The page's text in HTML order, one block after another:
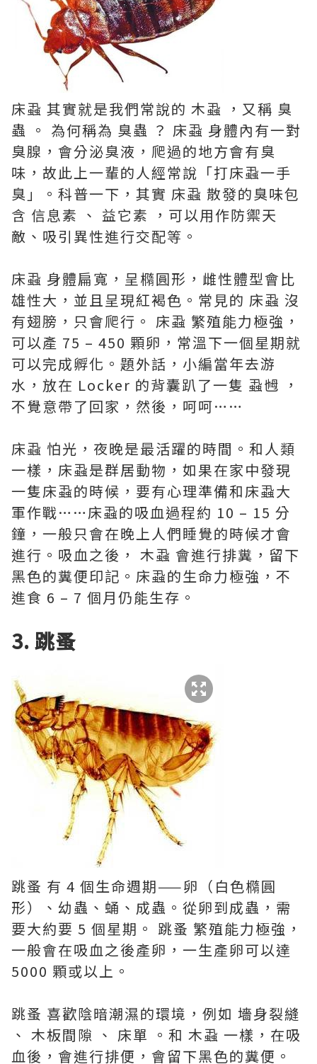
床蝨 其實就是我們常說的 木蝨 ，又稱 臭
蟲 。 為何稱為 臭蟲 ？ 床蝨 身體內有一對
臭腺，會分泌臭液，爬過的地方會有臭
味，故此上一輩的人經常說「打床蝨一手
臭」。科普一下，其實 床蝨 散發的臭味包
含 信息素 、 益它素 ，可以用作防禦天
敵、吸引異性進行交配等。
床蝨 身體扁寬，呈橢圓形，雌性體型會比
雄性大，並且呈現紅褐色。常見的 床蝨 沒
有翅膀，只會爬行。 床蝨 繁殖能力極強，
可以產 75 – 450 顆卵，常溫下一個星期就
可以完成孵化。題外話，小編當年去游
水，放在 Locker 的背囊趴了一隻 蝨乸 ，
不覺意帶了回家，然後，呵呵……
床蝨 怕光，夜晚是最活躍的時間。和人類
一樣，床蝨是群居動物，如果在家中發現
一隻床蝨的時候，要有心理準備和床蝨大
軍作戰……床蝨的吸血過程約 10 – 15 分
鐘，一般只會在晚上人們睡覺的時候才會
進行。吸血之後， 木蝨 會進行排糞，留下
黑色的糞便印記。床蝨的生命力極強，不
進食 6 – 7 個月仍能生存。
3. 跳蚤
跳蚤 有 4 個生命週期——卵（白色橢圓
形）、幼蟲、蛹、成蟲。從卵到成蟲，需
要大約要 5 個星期。 跳蚤 繁殖能力極強，
一般會在吸血之後產卵，一生產卵可以達
5000 顆或以上。
跳蚤 喜歡陰暗潮濕的環境，例如 墻身裂縫
、 木板間隙 、 床單 。和 木蝨 一樣，在吸
血後，會進行排便，會留下黑色的糞便。